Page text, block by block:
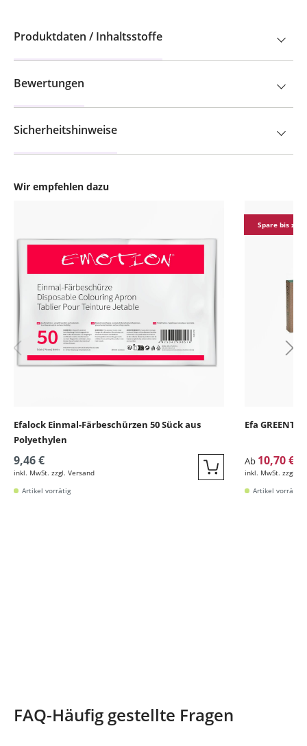
Wir empfehlen dazu
Efalock Einmal-Färbeschürzen 50 Sück aus
Polyethylen
9,46 €
inkl. MwSt. zzgl. Versand Quickbuy
Artikel vorrätig
Spare bis zu
Efa
Ab 10,70 €
inkl. MwSt. zzgl.
Artikel vorrätig
Produktdaten / Inhaltsstoffe
Bewertungen
Sicherheitshinweise
FAQ-Häufig gestellte Fragen